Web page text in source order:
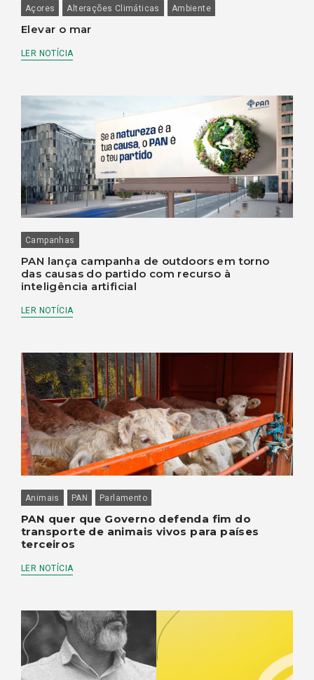
Açores Alterações Climáticas Ambiente
Elevar o mar
LER NOTÍCIA
Campanhas
PAN lança campanha de outdoors em torno
das causas do partido com recurso à
inteligência artificial
LER NOTÍCIA
Animais PAN Parlamento
PAN quer que Governo defenda fim do
transporte de animais vivos para países
terceiros
LER NOTÍCIA